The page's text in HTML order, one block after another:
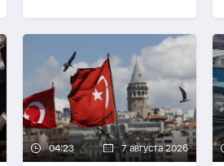
04:23 7 августа 2026